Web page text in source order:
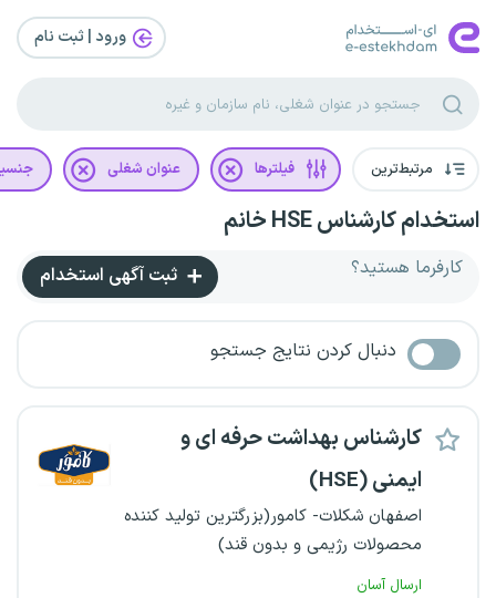
ورود | ثبت‌ نام
مرتبط‌ترین فیلترها عنوان شغلی
استخدام کارشناس HSE خانم
کارفرما هستید؟ ثبت آگهی استخدام
دنبال کردن نتایج جستجو
کارشناس بهداشت حرفه ای و
ایمنی (HSE)
اصفهان شکلات- کامور(بزرگترین تولید کننده
محصولات رژیمی و بدون قند)
ارسال آسان